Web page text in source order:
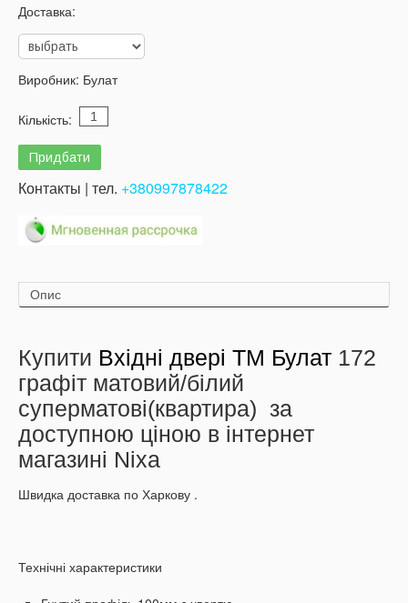
Доставка:
Виробник: Булат
Кількість:
Контакты | тел. +380997878422
Опис
Купити Вхідні двері ТМ Булат 172
графіт матовий/білий
суперматові(квартира) за
доступною ціною в інтернет
магазині Nixa
Швидка доставка по Харкову .
Технічні характеристики